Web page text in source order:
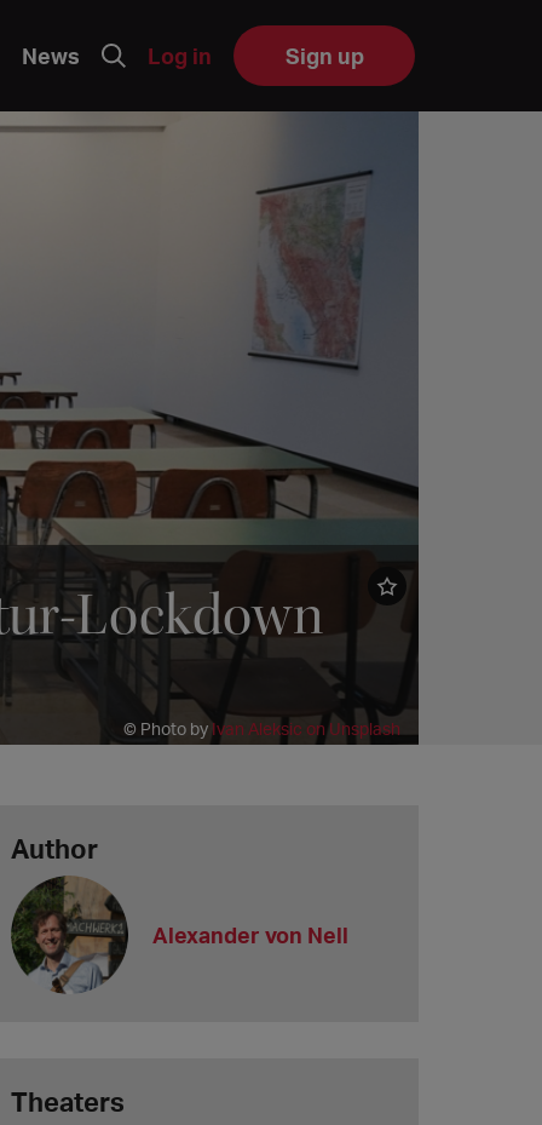
News Log in Sign up
Lockdown
© Photo by Ivan Aleksic on Unsplash
Author
Alexander von Nell
Theaters